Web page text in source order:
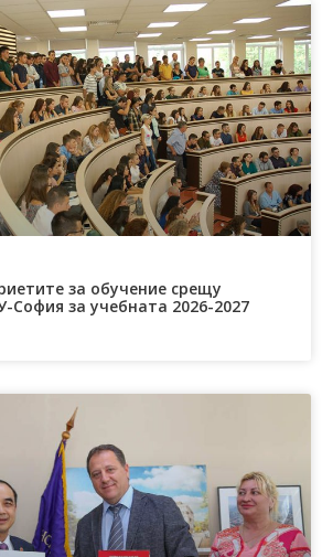
за обучение срещу
за учебната 2026-2027